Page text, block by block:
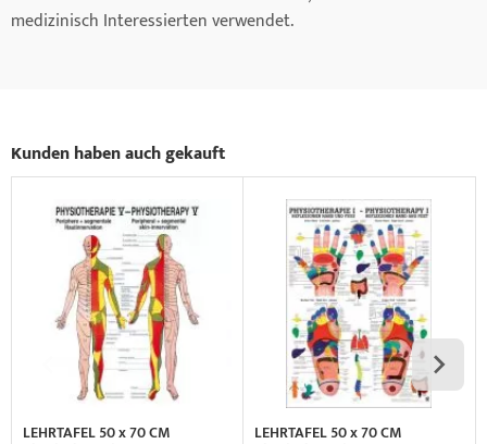
medizinisch Interessierten verwendet.
Kunden haben auch gekauft
LEHRTAFEL 50 x 70 CM LEHRTAFEL 50 x 70 CM